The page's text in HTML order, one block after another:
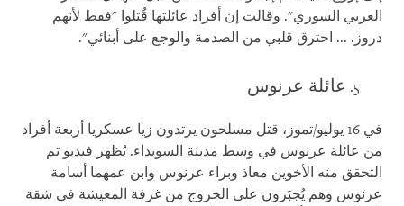
العربي السوري". وقالت إن أفراد عائلتها قُتلوا "فقط لأنهم
دروز. ... احترق قلبي من الصدمة والوجع على أبنائي".
عائلة عرنوس
في 16 يوليو/تموز، قتل مسلحون يرتدون زيا عسكريا أربعة أفراد
من عائلة عرنوس في وسط مدينة السويداء. يُظهر فيديو تم
التحقق منه الأخوين معاذ وبراء عرنوس وابن عمهما أسامة
عرنوس وهم يُجبَرون على الخروج من غرفة المعيشة في شقة